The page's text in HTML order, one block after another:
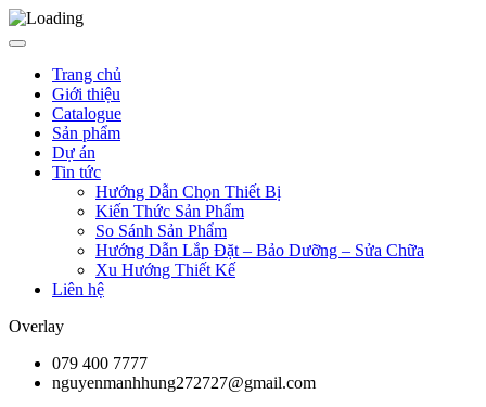
Trang chủ
Giới thiệu
Catalogue
Sản phẩm
Dự án
Tin tức
Hướng Dẫn Chọn Thiết Bị
Kiến Thức Sản Phẩm
So Sánh Sản Phẩm
Hướng Dẫn Lắp Đặt – Bảo Dưỡng – Sửa Chữa
Xu Hướng Thiết Kế
Liên hệ
Overlay
079 400 7777
nguyenmanhhung272727@gmail.com